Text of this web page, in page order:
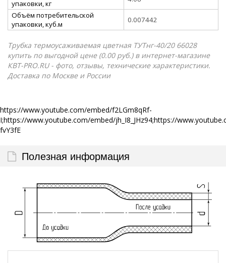
упаковки, кг
Объём потребительской
упаковки, куб.м
0.007442
Трубка термоусаживаемая цветная ТУТнг-40/20 66028
купить по выгодной цене (0.00 руб.) в интернет-магазине
КВТ-PRO.RU - фото, отзывы, технические характеристики.
Доставка по Москве и России
https://www.youtube.com/embed/f2LGm8qRf-
I;https://www.youtube.com/embed/jh_I8_JHz94;https://
fvY3fE
Полезная информация